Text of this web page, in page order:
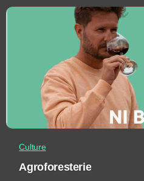
Culture
Agroforesterie